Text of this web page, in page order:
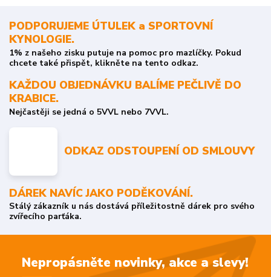
PODPORUJEME ÚTULEK a SPORTOVNÍ
KYNOLOGIE.
1% z našeho zisku putuje na pomoc pro mazlíčky. Pokud
chcete také přispět, klikněte na tento odkaz.
KAŽDOU OBJEDNÁVKU BALÍME PEČLIVĚ DO
KRABICE.
Nejčastěji se jedná o 5VVL nebo 7VVL.
ODKAZ ODSTOUPENÍ OD SMLOUVY
DÁREK NAVÍC JAKO PODĚKOVÁNÍ.
Stálý zákazník u nás dostává příležitostně dárek pro svého
zvířecího parťáka.
Nepropásněte novinky, akce a slevy!